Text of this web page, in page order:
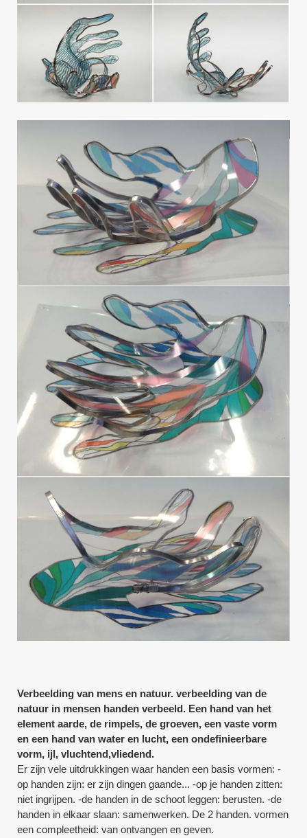
Verbeelding van mens en natuur. verbeelding van de
natuur in mensen handen verbeeld. Een hand van het
element aarde, de rimpels, de groeven, een vaste vorm
en een hand van water en lucht, een ondefinieerbare
vorm, ijl, vluchtend,vliedend.
Er zijn vele uitdrukkingen waar handen een basis vormen: -
op handen zijn: er zijn dingen gaande... -op je handen zitten:
niet ingrijpen. -de handen in de schoot leggen: berusten. -de
handen in elkaar slaan: samenwerken. De 2 handen. vormen
een compleetheid: van ontvangen en geven.